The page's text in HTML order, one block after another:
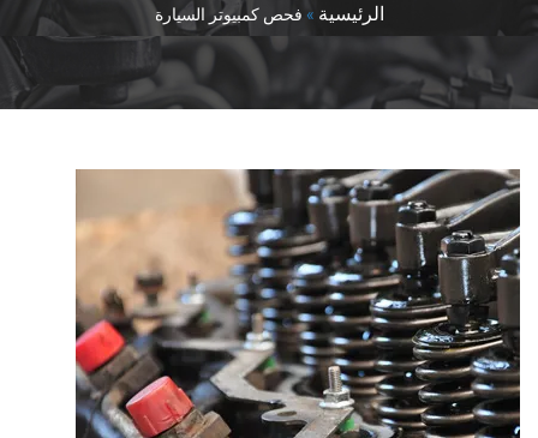
الرئيسية » فحص كمبيوتر السيارة